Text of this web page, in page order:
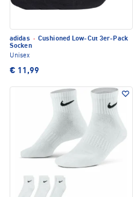
adidas · Cushioned Low-Cut 3er-Pack
Socken
Unisex
€ 11,99